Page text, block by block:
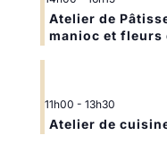
Atelier de
manioc et fleurs
11h00 - 13h30
Atelier de